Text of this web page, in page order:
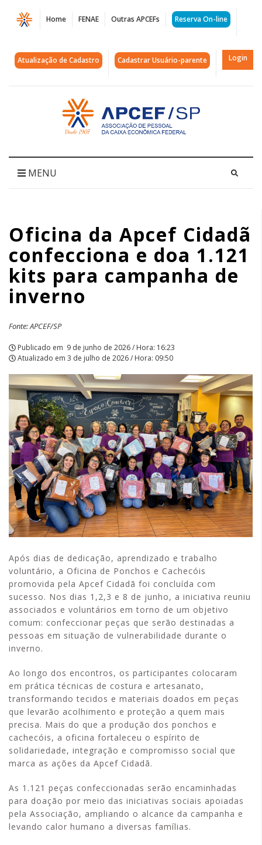
Página
Oficina
da
Cidadã
confecciona
doa
para
campanha
de
inverno
|
APCEF/SP
Home FENAE Outras APCEFs Reserva On-line
Atualização de Cadastro Cadastrar Usuário-parente Login
Acessar
página
inicial
MENU
Oficina da Apcef Cidadã
confecciona e doa 1.121
kits para campanha de
inverno
Fonte: APCEF/SP
Publicado em 9 de junho de 2026 / Hora: 16:23
Atualizado em 3 de julho de 2026 / Hora: 09:50
Após dias de dedicação, aprendizado e trabalho
voluntário, a Oficina de Ponchos e Cachecóis
promovida pela Apcef Cidadã foi concluída com
sucesso. Nos dias 1,2,3 e 8 de junho, a iniciativa reuniu
associados e voluntários em torno de um objetivo
comum: confeccionar peças que serão destinadas a
pessoas em situação de vulnerabilidade durante o
inverno.
Ao longo dos encontros, os participantes colocaram
em prática técnicas de costura e artesanato,
transformando tecidos e materiais doados em peças
que levarão acolhimento e proteção a quem mais
precisa. Mais do que a produção dos ponchos e
cachecóis, a oficina fortaleceu o espírito de
solidariedade, integração e compromisso social que
marca as ações da Apcef Cidadã.
As 1.121 peças confeccionadas serão encaminhadas
para doação por meio das iniciativas sociais apoiadas
pela Associação, ampliando o alcance da campanha e
levando calor humano a diversas famílias.